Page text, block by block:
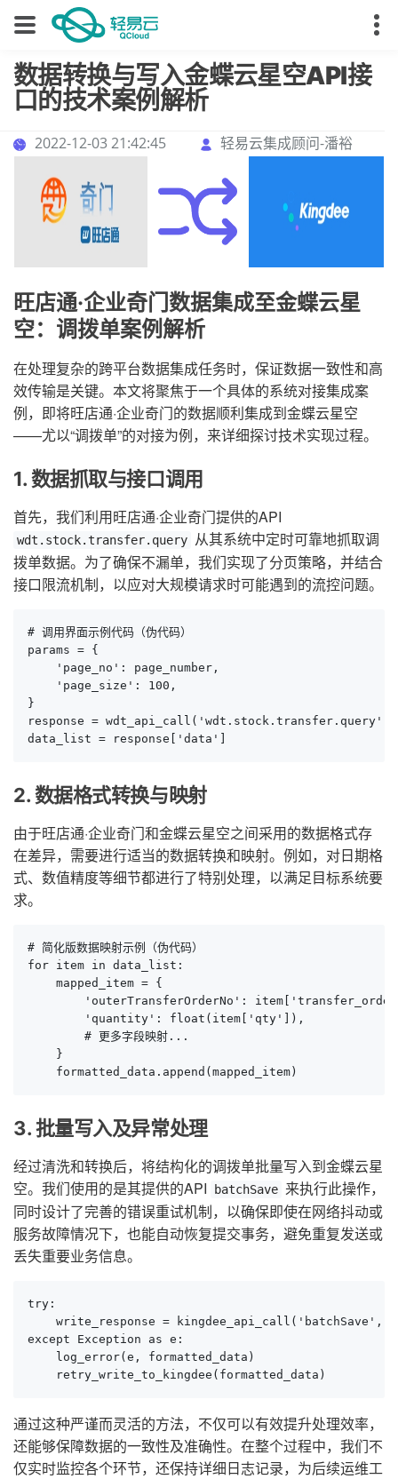
数据转换与写入金蝶云星空API接
口的技术案例解析
2022-12-03 21:42:45 轻易云集成顾问-潘裕
旺店通·企业奇门数据集成至金蝶云星
空：调拨单案例解析
在处理复杂的跨平台数据集成任务时，保证数据一致性和高
效传输是关键。本文将聚焦于一个具体的系统对接集成案
例，即将旺店通·企业奇门的数据顺利集成到金蝶云星空
——尤以“调拨单”的对接为例，来详细探讨技术实现过程。
1. 数据抓取与接口调用
首先，我们利用旺店通·企业奇门提供的API
wdt.stock.transfer.query 从其系统中定时可靠地抓取调
拨单数据。为了确保不漏单，我们实现了分页策略，并结合
接口限流机制，以应对大规模请求时可能遇到的流控问题。
# 调用界面示例代码（伪代码）
params = {
    'page_no': page_number,
    'page_size': 100,
}
response = wdt_api_call('wdt.stock.transfer.query',
data_list = response['data']
2. 数据格式转换与映射
由于旺店通·企业奇门和金蝶云星空之间采用的数据格式存
在差异，需要进行适当的数据转换和映射。例如，对日期格
式、数值精度等细节都进行了特别处理，以满足目标系统要
求。
# 简化版数据映射示例（伪代码）
for item in data_list:
    mapped_item = {
'outerTransferOrderNo':
        'quantity': float(item['qty']),
        # 更多字段映射...
    }
    formatted_data.append(mapped_item)
3. 批量写入及异常处理
经过清洗和转换后，将结构化的调拨单批量写入到金蝶云星
空。我们使用的是其提供的API
batchSave 来执行此操作，
同时设计了完善的错误重试机制，以确保即使在网络抖动或
服务故障情况下，也能自动恢复提交事务，避免重复发送或
丢失重要业务信息。
try:
write_response = kingdee_api_call('batchSave',
except Exception as e:
    log_error(e, formatted_data)
    retry_write_to_kingdee(formatted_data)
通过这种严谨而灵活的方法，不仅可以有效提升处理效率，
还能够保障数据的一致性及准确性。在整个过程中，我们不
仅实时监控各个环节，还保持详细日志记录，为后续运维工